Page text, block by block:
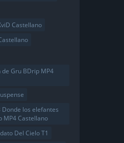
Castellano
Gru BDrip MP4
Donde los elefantes
MP4 Castellano
Del Cielo T1